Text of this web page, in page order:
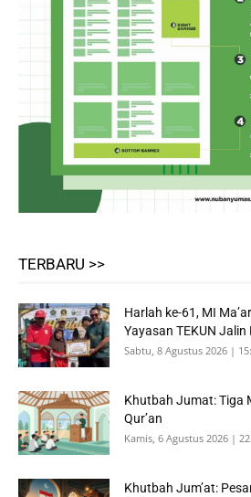
TERBARU >>
Harlah ke-61, MI
Yayasan TEKUN Jalin
Sabtu, 8 Agustus 2026 |
Khutbah Jumat: Tiga
Qur’an
Kamis, 6 Agustus 2026 |
Khutbah Jum’at: